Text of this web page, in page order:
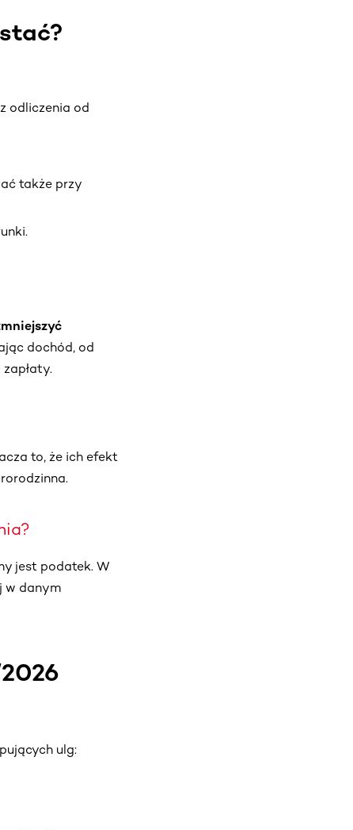
odliczenia od
także przy
dochód, od
to, że ich efekt
jest podatek. W
w danym
ulg: